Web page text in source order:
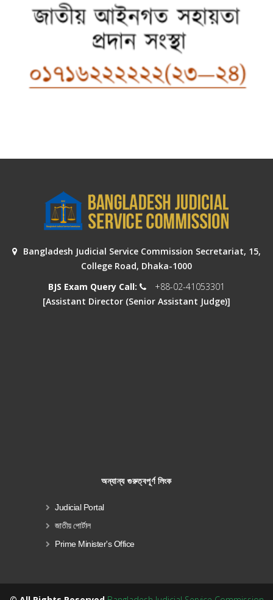
Bangladesh Judicial Service Commission Secretariat, 15,
College Road, Dhaka-1000
BJS Exam Query Call:
+88-02-41053301
[Assistant Director (Senior Assistant Judge)]
অন্যান্য গুরুত্বপূর্ণ লিংক
Judicial Portal
জাতীয় পোর্টাল
Prime Minister's Office